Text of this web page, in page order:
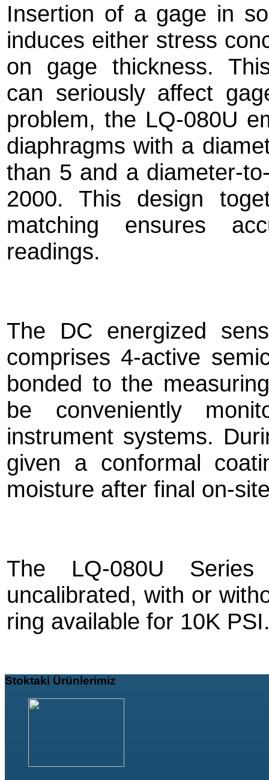
Insertion of a gage in
induces either stress
on gage thickness.
can seriously affect
problem, the LQ-080U
diaphragms with a
than 5 and a diameter-
2000. This design
matching ensures
readings.
The DC energized
comprises 4-active
bonded to the
be conveniently
instrument systems.
given a conformal
moisture after final on-
The LQ-080U
uncalibrated, with or
ring available for 10K
Stoktaki Ürünlerimiz